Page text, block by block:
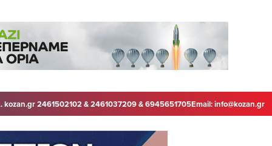
kozan.gr 2461502102 & 2461037209 & 6945651705Email:info@kozan.gr